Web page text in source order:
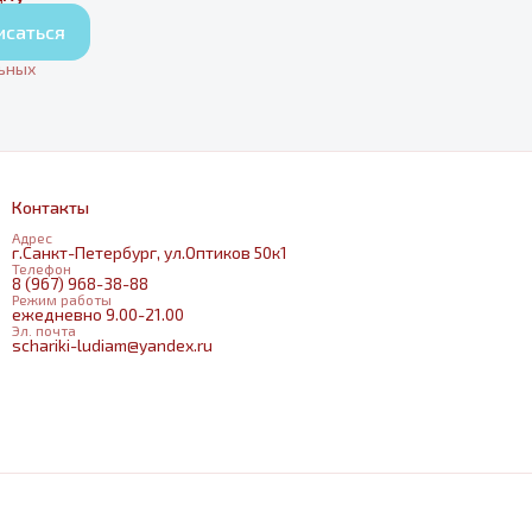
Контакты
Адрес
г.Санкт-Петербург, ул.Оптиков 50к1
Телефон
8 (967) 968-38-88
Режим работы
ежедневно 9.00-21.00
Эл. почта
schariki-ludiam@yandex.ru